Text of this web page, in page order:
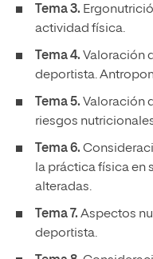
Tema 3.
actividad física.
Tema 4. Valoración
deportista.
Tema 5. Valoración
riesgos
Tema 6.
la práctica física
alteradas.
Tema 7. Aspectos
deportista.